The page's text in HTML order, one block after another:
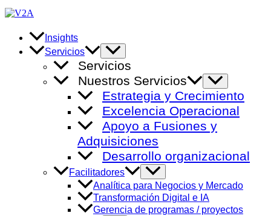
Ir
al
contenido
Insights
Servicios
Alternar
menú
Servicios
Nuestros Servicios
Alternar
menú
Estrategia y Crecimiento
Excelencia Operacional
Apoyo a Fusiones y
Adquisiciones
Desarrollo organizacional
Facilitadores
Alternar
menú
Analítica para Negocios y Mercado
Transformación Digital e IA
Gerencia de programas / proyectos